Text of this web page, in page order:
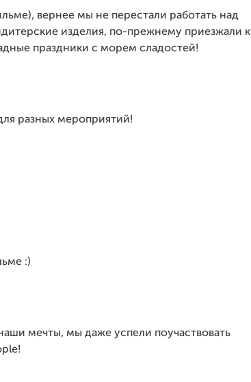
вернее мы не перестали работать над
изделия, по-прежнему приезжали к
праздники с морем сладостей!
разных мероприятий!
:)
мечты, мы даже успели поучаствовать